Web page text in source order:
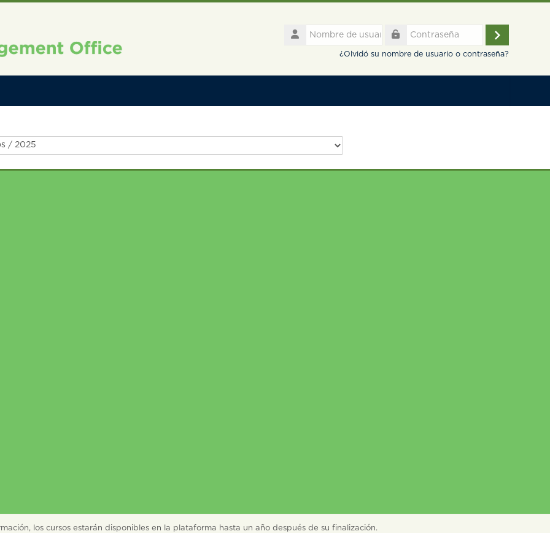
Nombre
Acceder
¿Olvidó su nombre de usuario o contraseña?
los cursos estarán disponibles en la plataforma hasta un año después de su finalización.